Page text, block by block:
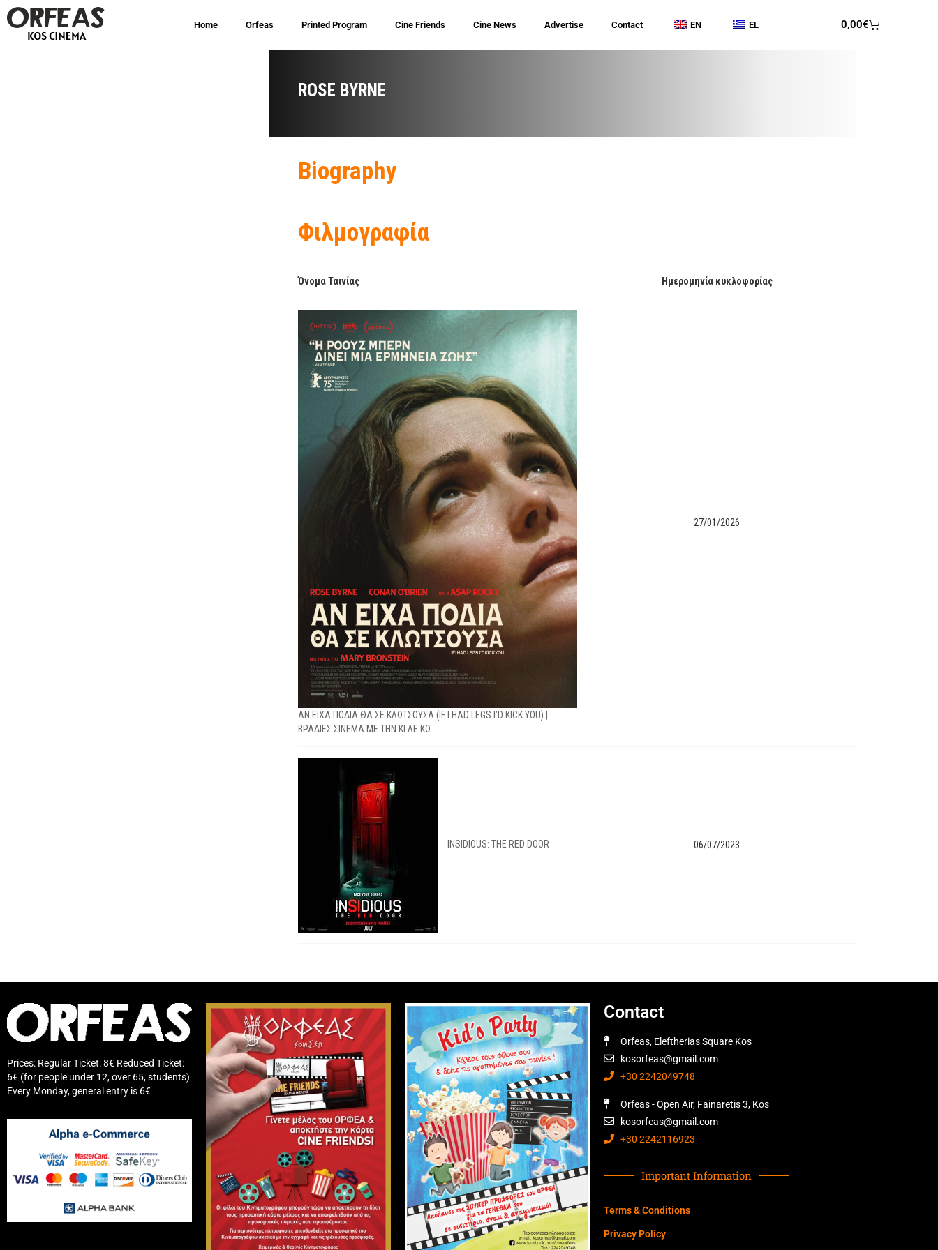
Home Orfeas Printed Program Cine Friends Cine News Advertise Contact EN EL 0,00€
ROSE BYRNE
Biography
Φιλμογραφία
Όνομα Ταινίας Ημερομηνία κυκλοφορίας
ΑΝ ΕΙΧΑ ΠΟΔΙΑ ΘΑ ΣΕ ΚΛΩΤΣΟΥΣΑ (IF I HAD LEGS I’D KICK YOU) |
ΒΡΑΔΙΕΣ ΣΙΝΕΜΑ ΜΕ ΤΗΝ ΚΙ.ΛΕ.ΚΩ
27/01/2026
INSIDIOUS: THE RED DOOR 06/07/2023
Prices: Regular Ticket: 8€ Reduced Ticket:
6€ (for people under 12, over 65, students)
Every Monday, general entry is 6€
Contact
Orfeas, Eleftherias Square Kos
kosorfeas@gmail.com
+30 2242049748
Orfeas - Open Air, Fainaretis 3, Kos
kosorfeas@gmail.com
+30 2242116923
Important Information
Terms & Conditions
Privacy Policy